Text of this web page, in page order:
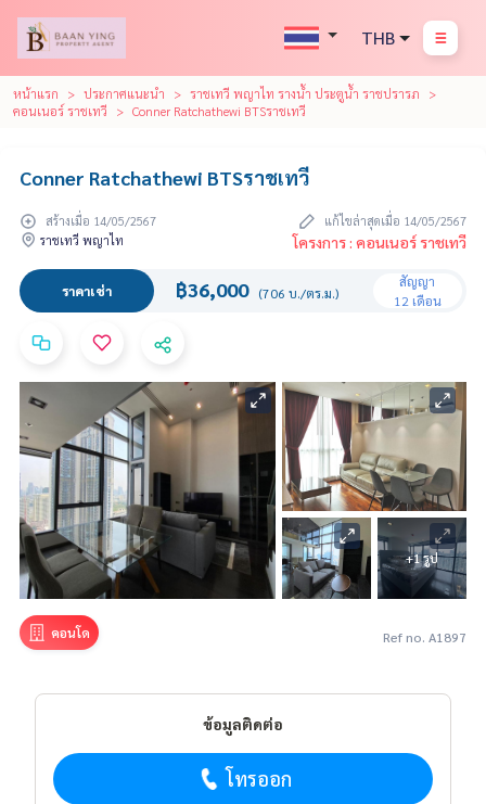
THB
หน้าแรก ประกาศแนะนำ
ราชเทวี พญาไท รางน้ำ ประตูน้ำ ราชปรารภ
คอนเนอร์ ราชเทวี
Conner Ratchathewi BTSราชเทวี
Conner Ratchathewi BTSราชเทวี
สร้างเมื่อ 14/05/2567
แก้ไขล่าสุดเมื่อ 14/05/2567
ราชเทวี พญาไท
โครงการ : คอนเนอร์ ราชเทวี
ราคาเช่า ฿36,000 (706 บ./ตร.ม.)
สัญญา
12 เดือน
+1 รูป
คอนโด Ref no. A1897
ข้อมูลติดต่อ
โทรออก